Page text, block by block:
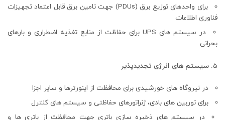
برای واحدهای توزیع برق (PDUs) جهت تامین برق قابل اعتماد تجهیزات
فناوری اطلاعات
در سیستم های UPS برای حفاظت از منابع تغذیه اضطراری و بارهای
بحرانی
سیستم های انرژی تجدیدپذیر
در نیروگاه های خورشیدی برای محافظت از اینورترها و سایر اجزا
برای توربین های بادی، ژنراتورهای حفاظتی و سیستم های کنترل
در سیستم های ذخیره سازی باتری جهت محافظت از باتری ها و